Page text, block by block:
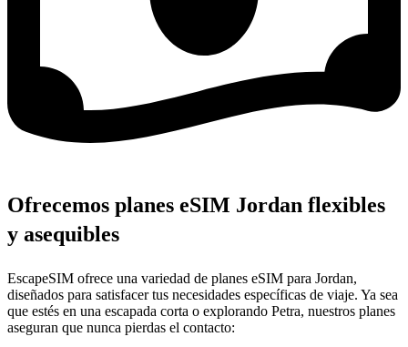
Ofrecemos planes eSIM Jordan flexibles
y asequibles
EscapeSIM ofrece una variedad de planes eSIM para Jordan,
diseñados para satisfacer tus necesidades específicas de viaje. Ya sea
que estés en una escapada corta o explorando Petra, nuestros planes
aseguran que nunca pierdas el contacto: